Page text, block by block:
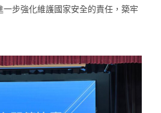
步強化維護國家安全的責任，築牢